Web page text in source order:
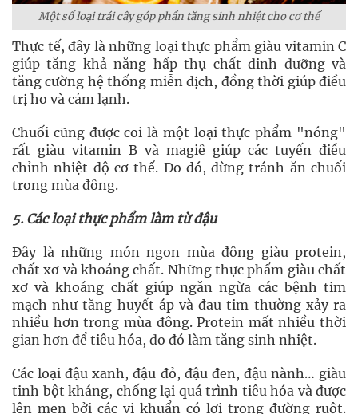
Một số loại trái cây góp phần tăng sinh nhiệt cho cơ thể
Thực tế, đây là những loại thực phẩm giàu vitamin C
giúp tăng khả năng hấp thụ chất dinh dưỡng và
tăng cường hệ thống miễn dịch, đồng thời giúp điều
trị ho và cảm lạnh.
Chuối cũng được coi là một loại thực phẩm "nóng"
rất giàu vitamin B và magiê giúp các tuyến điều
chỉnh nhiệt độ cơ thể. Do đó, đừng tránh ăn chuối
trong mùa đông.
5. Các loại thực phẩm làm từ đậu
Đây là những món ngon mùa đông giàu protein,
chất xơ và khoáng chất. Những thực phẩm giàu chất
xơ và khoáng chất giúp ngăn ngừa các bệnh tim
mạch như tăng huyết áp và đau tim thường xảy ra
nhiều hơn trong mùa đông. Protein mất nhiều thời
gian hơn để tiêu hóa, do đó làm tăng sinh nhiệt.
Các loại đậu xanh, đậu đỏ, đậu đen, đậu nành… giàu
tinh bột kháng, chống lại quá trình tiêu hóa và được
lên men bởi các vi khuẩn có lợi trong đường ruột.